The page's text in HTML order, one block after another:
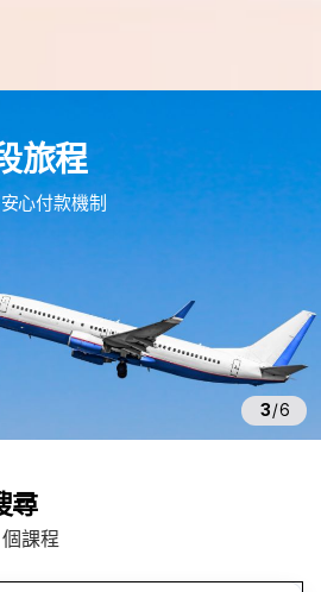
旅程
心付款機制
3/6
尋
個課程